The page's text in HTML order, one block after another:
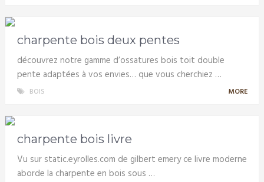
charpente bois deux pentes
découvrez notre gamme d’ossatures bois toit double
pente adaptées à vos envies… que vous cherchiez …
BOIS MORE
charpente bois livre
Vu sur static.eyrolles.com de gilbert emery ce livre moderne
aborde la charpente en bois sous …